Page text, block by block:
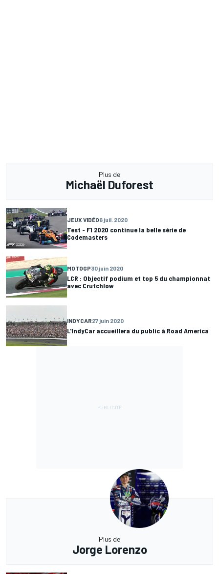
Plus de
Michaël Duforest
JEUX VIDÉO6 juil. 2020
Test - F1 2020 continue la belle série de
Codemasters
MOTOGP30 juin 2020
LCR : Objectif podium et top 5 du championnat
avec Crutchlow
INDYCAR27 juin 2020
L'IndyCar accueillera du public à Road America
Plus de
Jorge Lorenzo